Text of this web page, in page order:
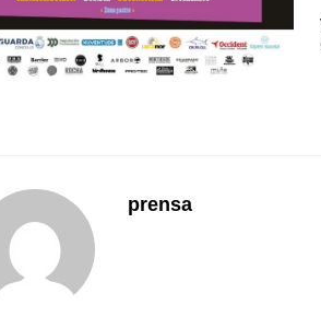
prensa